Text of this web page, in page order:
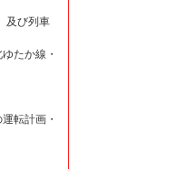
及び列車
たか線・
転計画・